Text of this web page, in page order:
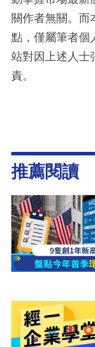
關作者無關。而
點，僅屬筆者個
站對因上述人士
責。
推薦閱讀